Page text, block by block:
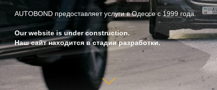
AUTOBOND предоставляет услуги в Одессе c 1999 года.
Our website is under construction.
Наш сайт находится в стадии разработки.